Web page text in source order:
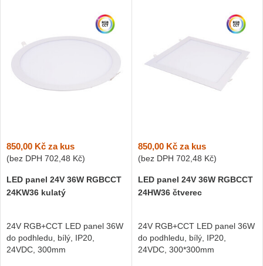
850,00 Kč za kus
(bez DPH 702,48 Kč)
LED panel 24V 36W RGBCCT
24KW36 kulatý
24V RGB+CCT LED panel 36W
do podhledu, bílý, IP20,
24VDC, 300mm
850,00 Kčza kus
(bez DPH 702,48 Kč)
LED panel 24V 36W RGBCCT
24HW36 čtverec
24V RGB+CCT LED panel 36W
do podhledu, bílý, IP20,
24VDC, 300*300mm